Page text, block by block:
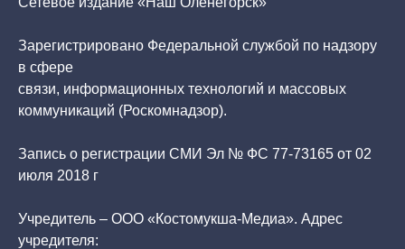
Зарегистрировано Федеральной службой по надзору
в сфере
связи, информационных технологий и массовых
коммуникаций (Роскомнадзор).
Запись о регистрации СМИ Эл № ФС 77-73165 от 02
июля 2018 г
Учредитель – ООО «Костомукша-Медиа». Адрес
учредителя: